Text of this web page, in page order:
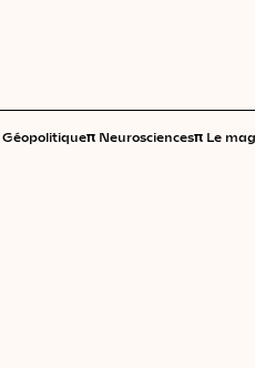
Géopolitiqueπ Neurosciencesπ Le